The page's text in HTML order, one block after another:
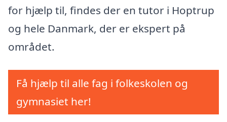
for hjælp til, findes der en tutor i Hoptrup
og hele Danmark, der er ekspert på
området.
Få hjælp til alle fag i folkeskolen og
gymnasiet her!